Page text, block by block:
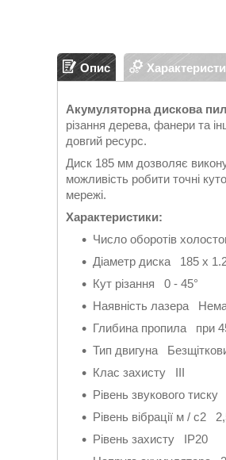
Опис
Акумуляторна дискова
різання дерева, фанери та
довгий ресурс.
Диск 185 мм дозволяє
можливість робити точні
мережі.
Характеристики:
Число оборотів
Діаметр диска 185 х
Кут різання 0 - 45°
Наявність лазера
Глибина пропила при
Тип двигуна
Клас захисту III
Рівень звукового
Рівень вібрації м / с2
Рівень захисту IP20